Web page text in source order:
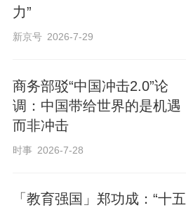
力”
新京号 2026-7-29
商务部驳“中国冲击2.0”论
调：中国带给世界的是机遇
而非冲击
时事 2026-7-28
「教育强国」郑功成：“十五